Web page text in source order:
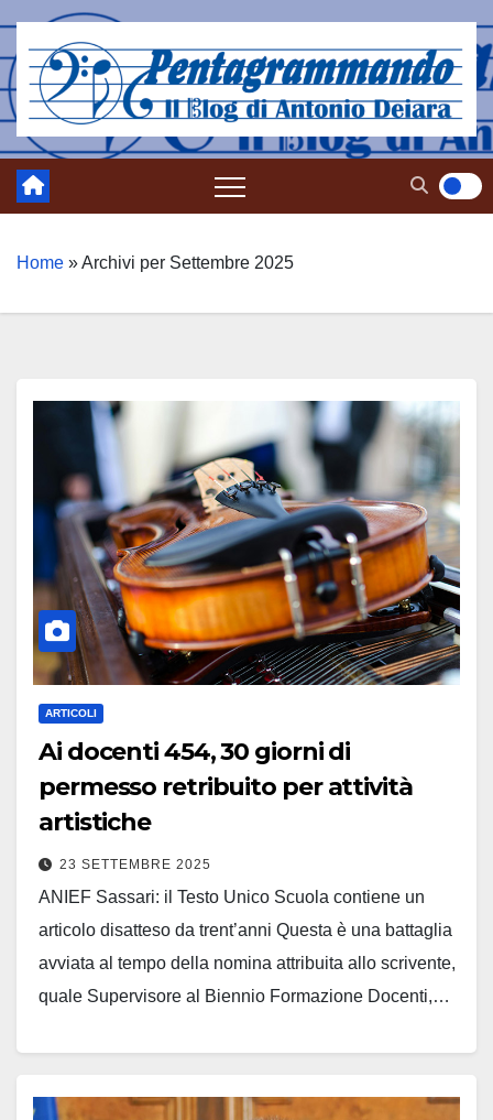
contenuto
Home »Archivi per Settembre 2025
ARTICOLI
Ai docenti 454, 30 giorni di
permesso retribuito per attività
artistiche
23 SETTEMBRE 2025
ANIEF Sassari: il Testo Unico Scuola contiene un
articolo disatteso da trent’anni Questa è una battaglia
avviata al tempo della nomina attribuita allo scrivente,
quale Supervisore al Biennio Formazione Docenti,…